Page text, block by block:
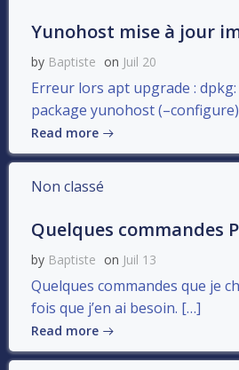
Yunohost mise à jour
by Baptiste on Juil 20
Erreur lors apt upgrade :
package yunohost
Read more
Non classé
Quelques commandes
by Baptiste on Juil 13
Quelques commandes que je
fois que j’en ai besoin. […]
Read more